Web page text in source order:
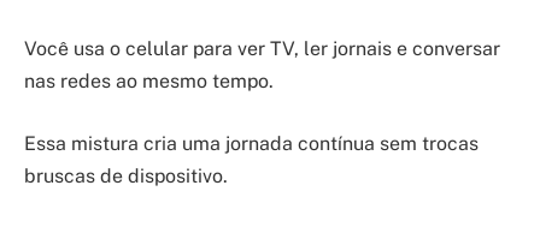
Você usa o celular para ver TV, ler jornais e conversar
nas redes ao mesmo tempo.
Essa mistura cria uma jornada contínua sem trocas
bruscas de dispositivo.